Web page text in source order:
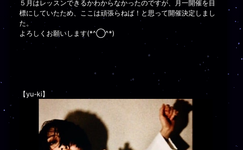
５月はレッスンできるかわからなかったのですが、月一開催を目
標にしていたため、ここは頑張らねば！と思って開催決定しまし
た。
よろしくお願いします(*^◯^*)
【yu-ki】